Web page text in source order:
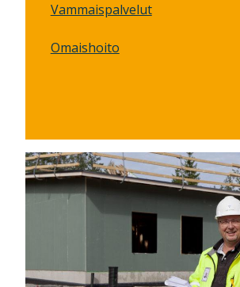
Vammaispalvelut
Omaishoito